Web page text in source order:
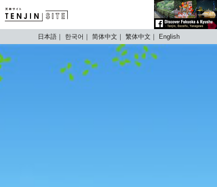
TENJIN SITE
日本語 한국어 简体中文 繁体中文 English